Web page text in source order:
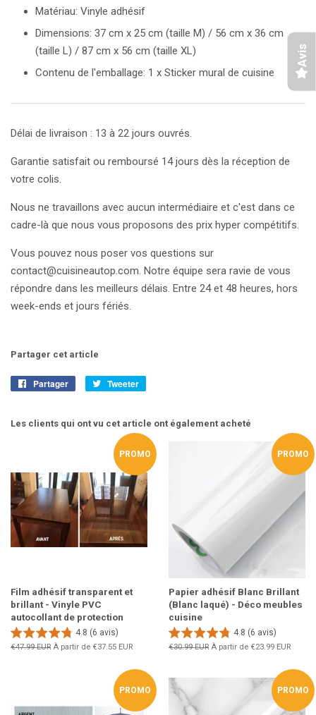
Matériau: Vinyle adhésif
Dimensions: 37 cm x 25 cm (taille M) / 56 cm x 36 cm
(taille L) / 87 cm x 56 cm (taille XL)
Contenu de l'emballage: 1 x Sticker mural de cuisine
Délai de livraison : 13 à 22 jours ouvrés.
Garantie satisfait ou remboursé 14 jours dès la réception de
votre colis.
Nous ne travaillons avec aucun intermédiaire et c'est dans ce
cadre-là que nous vous proposons des prix hyper compétitifs.
Vous pouvez nous poser vos questions sur
contact@cuisineautop.com. Notre équipe sera ravie de vous
répondre dans les meilleurs délais. Entre 24 et 48 heures, hors
week-ends et jours fériés.
Partager cet article
Partager
PartagerTweeter
Les clients qui ont vu cet article ont également acheté
PROMO
Film adhésif transparent et
brillant - Vinyle PVC
autocollant de protection
4.8 (6 avis)
Prix
€47.99 EUR À partir de €37.55 EUR
PROMO
Papier adhésif Blanc Brillant
(Blanc laqué) - Déco meubles
cuisine
4.8 (6 avis)
Prix
€30.99 EUR À partir de €23.99 EUR
PROMO PROMO
Avis